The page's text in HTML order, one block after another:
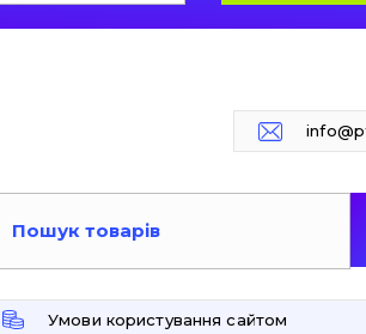
Умови користування сайтом